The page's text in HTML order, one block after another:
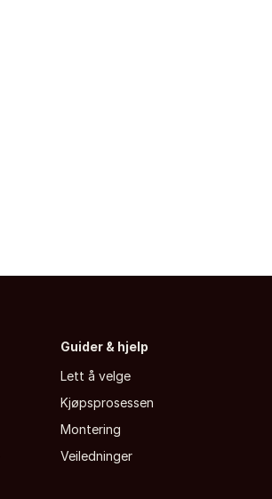
Guider & hjelp
Lett å velge
Kjøpsprosessen
Montering
Veiledninger